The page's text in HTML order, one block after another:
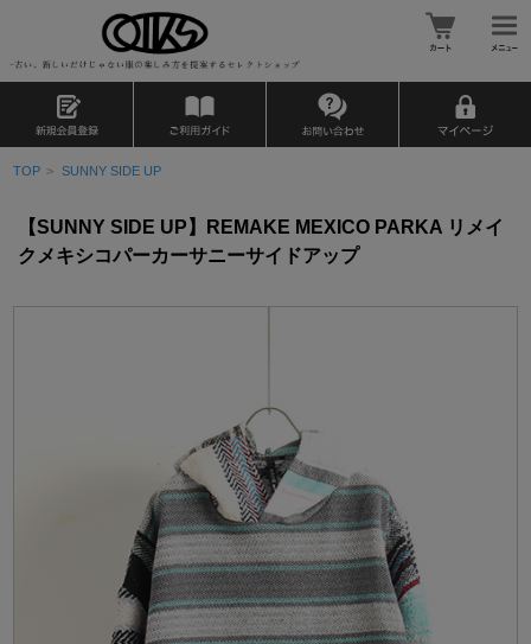
TOP > SUNNY SIDE UP
【SUNNY SIDE UP】REMAKE MEXICO PARKA リメイ
クメキシコパーカーサニーサイドアップ